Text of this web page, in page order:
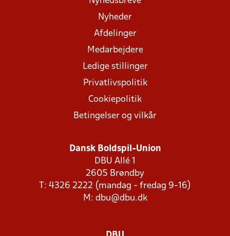
Nyheder
Afdelinger
Medarbejdere
Ledige stillinger
Privatlivspolitik
Cookiepolitik
Betingelser og vilkår
Dansk Boldspil-Union
DBU Allé 1
2605 Brøndby
T: 4326 2222 (mandag - fredag 9-16)
M: dbu@dbu.dk